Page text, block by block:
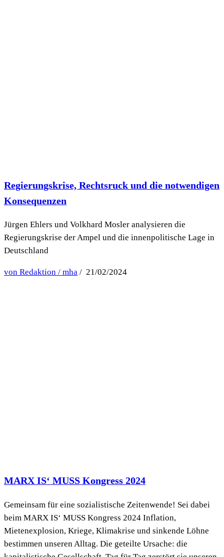
Regierungskrise, Rechtsruck und die notwendigen
Konsequenzen
Jürgen Ehlers und Volkhard Mosler analysieren die
Regierungskrise der Ampel und die innenpolitische Lage in
Deutschland
von Redaktion / mha / 21/02/2024
MARX IS‘ MUSS Kongress 2024
Gemeinsam für eine sozialistische Zeitenwende! Sei dabei
beim MARX IS‘ MUSS Kongress 2024 Inflation,
Mietenexplosion, Kriege, Klimakrise und sinkende Löhne
bestimmen unseren Alltag. Die geteilte Ursache: die